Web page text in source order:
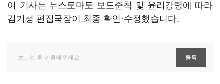
이 기사는 뉴스토마토 보도준칙 및 윤리강령에 따라
김기성 편집국장이 최종 확인·수정했습니다.